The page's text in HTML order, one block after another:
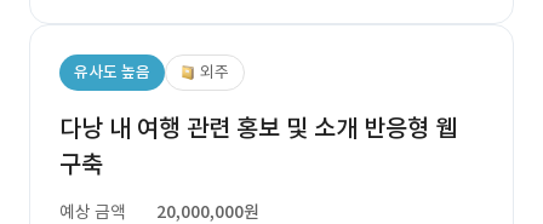
유사도 높음 외주
다낭 내 여행 관련 홍보 및 소개 반응형 웹
구축
예상 금액
20,000,000원